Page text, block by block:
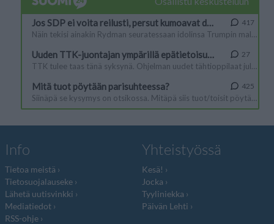
Info
Tietoa meistä
Tietosuojalauseke
Lähetä uutisvinkki
Mediatiedot
RSS-ohje
Yhteistyössä
Kesä!
Jocka
Tyyliniekka
Päivän Lehti